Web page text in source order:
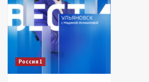
Россия 1